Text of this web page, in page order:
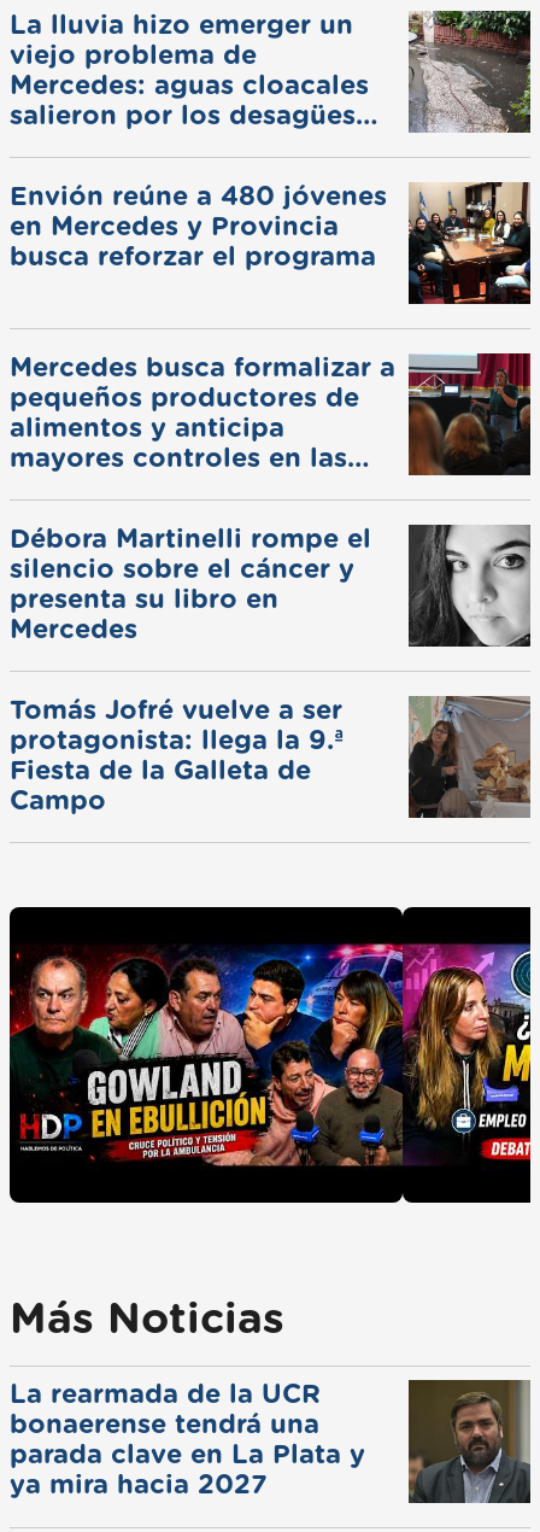
La lluvia hizo emerger un
viejo problema de
Mercedes: aguas cloacales
salieron por los desagües
Envión reúne a 480 jóvenes
en Mercedes y Provincia
busca reforzar el programa
Mercedes busca formalizar a
pequeños productores de
alimentos y anticipa
mayores controles en las
Débora Martinelli rompe el
silencio sobre el cáncer y
presenta su libro en
Mercedes
Tomás Jofré vuelve a ser
protagonista: llega la 9.ª
Fiesta de la Galleta de
Campo
Más Noticias
La rearmada de la UCR
bonaerense tendrá una
parada clave en La Plata y
ya mira hacia 2027